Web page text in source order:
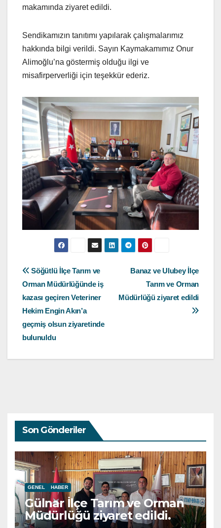
makamında ziyaret edildi.
Sendikamızın tanıtımı yapılarak çalışmalarımız
hakkında bilgi verildi. Sayın Kaymakamımız Onur
Alimoğlu’na göstermiş olduğu ilgi ve
misafirperverliği için teşekkür ederiz.
Yazı
gezinmesi
Banaz ve Ulubey İlçe
Tarım ve Orman
Müdürlüğü ziyaret edildi
Söğütlü İlçe Tarım ve
Orman Müdürlüğünde iş
kazası geçiren Veteriner
Hekim Engin Akın’a
geçmiş olsun ziyaretinde
bulunuldu
Son Gönderiler
GENEL HABER
Gülnar İlçe Tarım ve Orman
Müdürlüğü ziyaret edildi.